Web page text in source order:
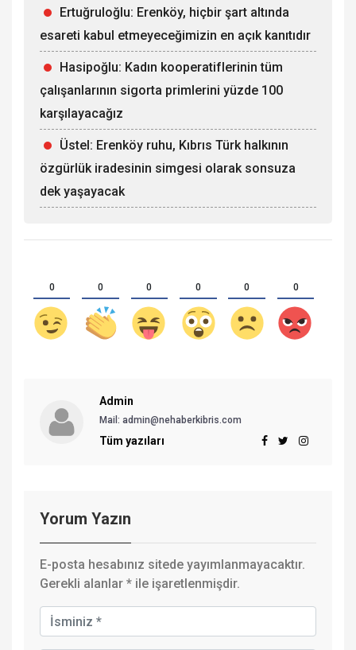
Ertuğruloğlu: Erenköy, hiçbir şart altında
esareti kabul etmeyeceğimizin en açık kanıtıdır
Hasipoğlu: Kadın kooperatiflerinin tüm
çalışanlarının sigorta primlerini yüzde 100
karşılayacağız
Üstel: Erenköy ruhu, Kıbrıs Türk halkının
özgürlük iradesinin simgesi olarak sonsuza
dek yaşayacak
0 0 0 0 0 0
Admin
Mail: admin@nehaberkibris.com
Tüm yazıları
Yorum Yazın
E-posta hesabınız sitede yayımlanmayacaktır.
Gerekli alanlar * ile işaretlenmişdir.